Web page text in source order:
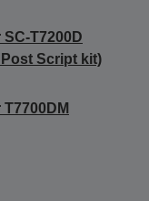
T7200D
Script kit)